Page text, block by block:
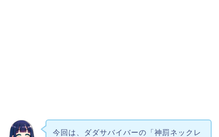
今回は、ダダサバイバーの「神罰ネックレ